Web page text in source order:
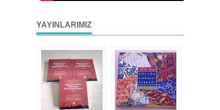
YAYINLARIMIZ